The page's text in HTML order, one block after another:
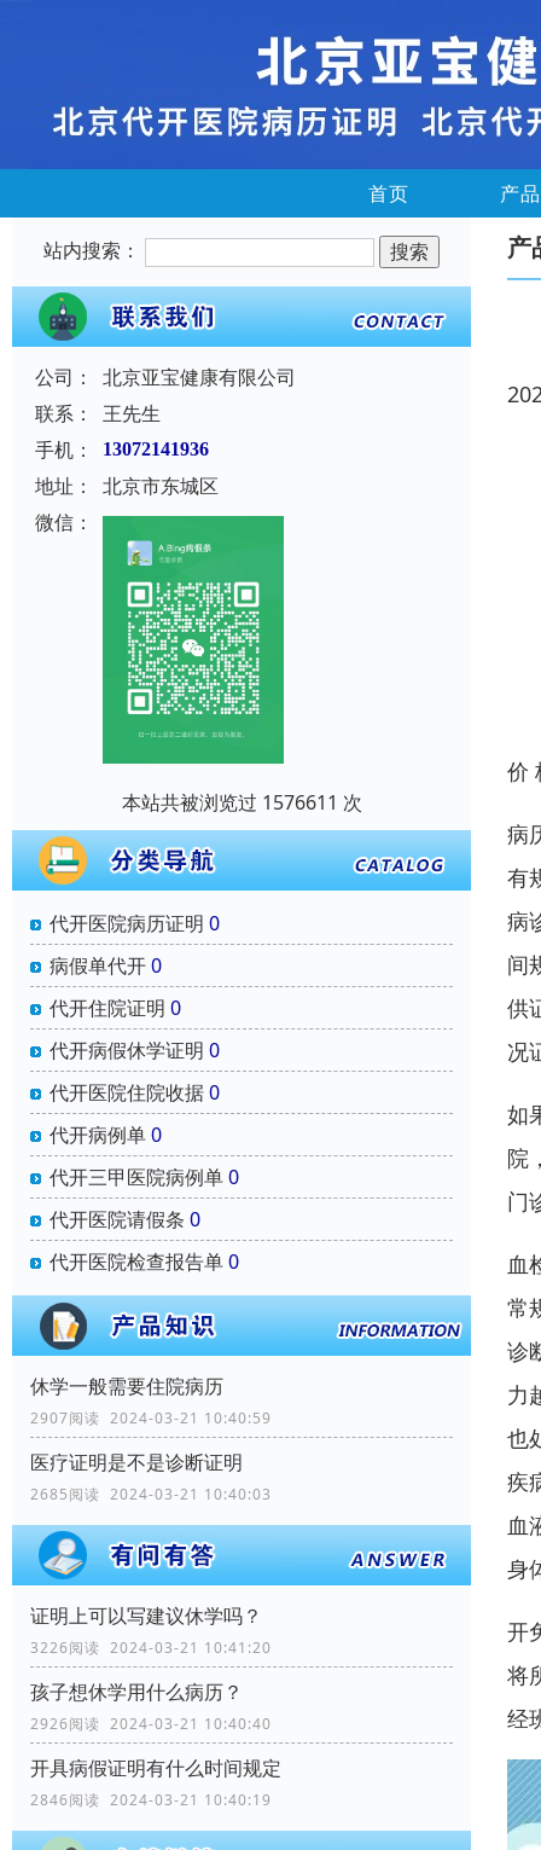
首页 产
站内搜索：
公司：
北京亚宝健康有限公司
联系：
王先生
手机：
13072141936
地址：
北京市东城区
微信：
本站共被浏览过 1576611 次
代开医院病历证明 0
病假单代开0
代开住院证明 0
代开病假休学证明 0
代开医院住院收据0
代开病例单0
代开三甲医院病例单0
代开医院请假条 0
代开医院检查报告单0
休学一般需要住院病历
2907阅读 2024-03-21 10:40:59
医疗证明是不是诊断证明
2685阅读 2024-03-21 10:40:03
证明上可以写建议休学吗？
3226阅读 2024-03-21 10:41:20
孩子想休学用什么病历？
2926阅读 2024-03-21 10:40:40
开具病假证明有什么时间规定
2846阅读 2024-03-21 10:40:19
产
价
病
有
病
间
供
况
如
院
门
血
常
诊
力
也
疾
血
身
开
将
经